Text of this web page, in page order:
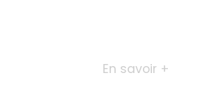
En savoir +